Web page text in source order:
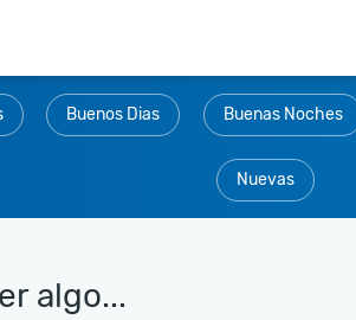
Buenos Dias Buenas Noches
Nuevas
algo...